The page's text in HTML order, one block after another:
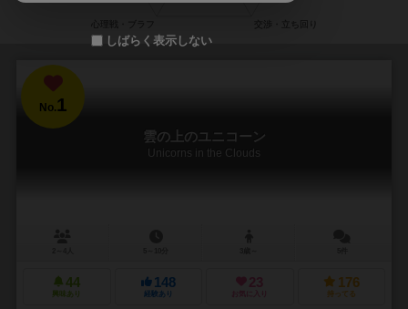
No.1
雲の上のユニコーン
Unicorns in the Clouds
44
興味あり
148
経験あり
23
お気に入り
176
持ってる
しばらく表示しない